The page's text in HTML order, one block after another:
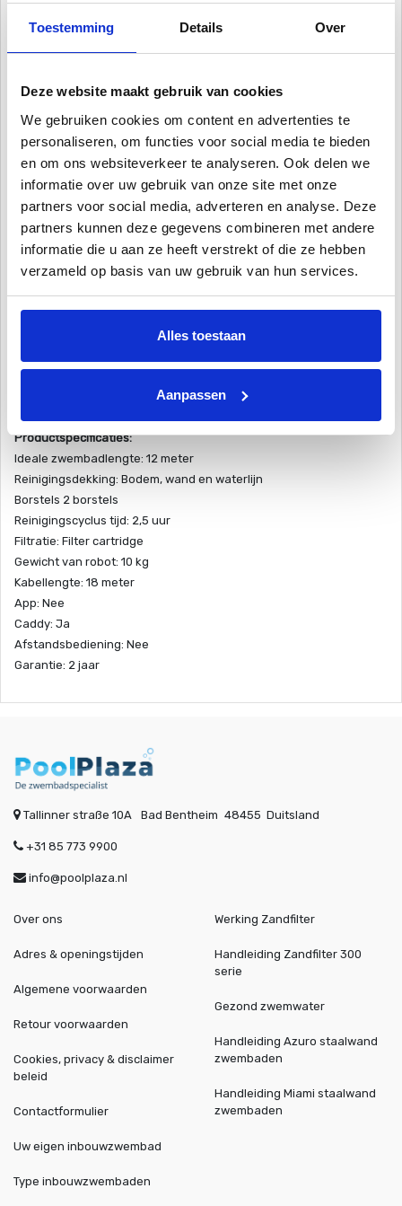
Toestemming Details Over
Deze website maakt gebruik van cookies
We gebruiken cookies om content en advertenties te
personaliseren, om functies voor social media te bieden
en om ons websiteverkeer te analyseren. Ook delen we
informatie over uw gebruik van onze site met onze
partners voor social media, adverteren en analyse. Deze
partners kunnen deze gegevens combineren met andere
informatie die u aan ze heeft verstrekt of die ze hebben
verzameld op basis van uw gebruik van hun services.
Alles toestaan
Aanpassen
Onderhoudsvriendelijke dubbele filtratie en andere geavanceerde
Deze robot stofzuiger is een alleskunner; de zwembadrobot is
geschikt voor alle soorten vormen zwembaden en laat zich niet
tegen houden door obstakels.
De bodemzuiger kan eenvoudig alle vuildeeltjes van de bodem af
halen en kan zich moeiteloos bewegen door het gehele zwembad.
Verder is de schoonmaakcyclus van deze robot stofzuiger maar
liefst 2,5 uur lang!
Productspecificaties:
Ideale zwembadlengte: 12 meter
Reinigingsdekking: Bodem, wand en waterlijn
Borstels 2 borstels
Reinigingscyclus tijd: 2,5 uur
Filtratie: Filter cartridge
Gewicht van robot: 10 kg
Kabellengte: 18 meter
App: Nee
Caddy: Ja
Afstandsbediening: Nee
Garantie: 2 jaar
Tallinner straße 10A Bad Bentheim 48455 Duitsland
+31 85 773 9900
info@poolplaza.nl
Over ons
Adres & openingstijden
Algemene voorwaarden
Retour voorwaarden
Cookies, privacy & disclaimer
beleid
Contactformulier
Werking Zandfilter
Handleiding Zandfilter 300
serie
Gezond zwemwater
Handleiding Azuro staalwand
zwembaden
Handleiding Miami staalwand
zwembaden
Uw eigen inbouwzwembad
Type inbouwzwembaden